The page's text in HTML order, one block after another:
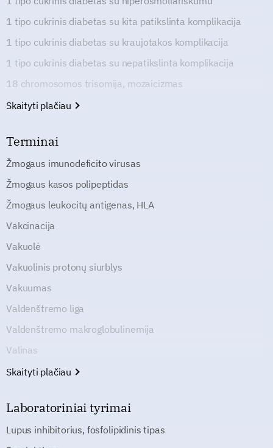
1 tipo cukrinis diabetas su kita patikslinta komplikacija
1 tipo cukrinis diabetas su kraujotakos komplikacija
1 tipo cukrinis diabetas su nepatikslinta komplikacija
18 chromosomos trisomija, mozaicizmas
Skaityti plačiau
Terminai
Žmogaus imunodeficito virusas
Žmogaus kasos polipeptidas
Žmogaus leukocitų antigenas, HLA
Vakcinacija
Vakuolė
Vakuolinis protonų siurblys
Vakuumas
Valdenštremo liga
Valdenštremo makroglobulinemija
Valinas
Skaityti plačiau
Laboratoriniai tyrimai
Lupus inhibitorius, fosfolipidinis tipas